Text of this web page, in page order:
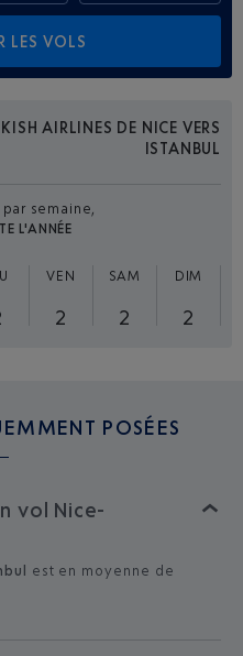
AIRLINES DE NICE VERS
ISTANBUL
par semaine,
L'ANNÉE
VEN
2
SAM
2
DIM
2
POSÉES
vol Nice-
est en moyenne de